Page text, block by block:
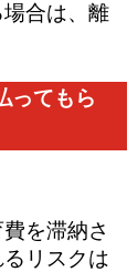
合は、離
ってもら
を滞納さ
リスクは